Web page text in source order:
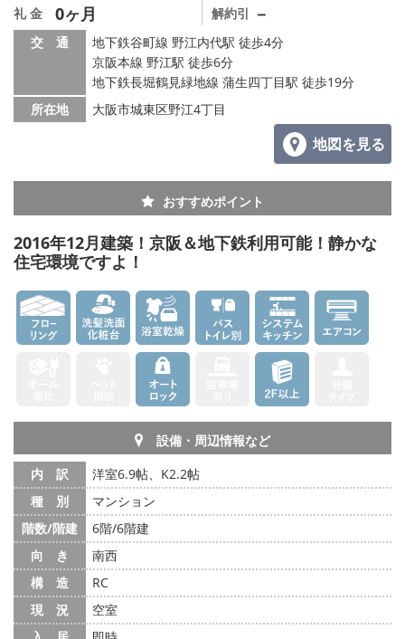
礼 金 0ヶ月 解約引 －
交 通
地下鉄谷町線 野江内代駅 徒歩4分
京阪本線 野江駅 徒歩6分
地下鉄長堀鶴見緑地線 蒲生四丁目駅 徒歩19分
所在地
大阪市城東区野江4丁目
地図を見る
おすすめポイント
2016年12月建築！京阪＆地下鉄利用可能！静かな
住宅環境ですよ！
設備・周辺情報など
内 訳
洋室6.9帖、K2.2帖
種 別
マンション
階数/階建
6階/6階建
向 き
南西
構 造
RC
現 況
空室